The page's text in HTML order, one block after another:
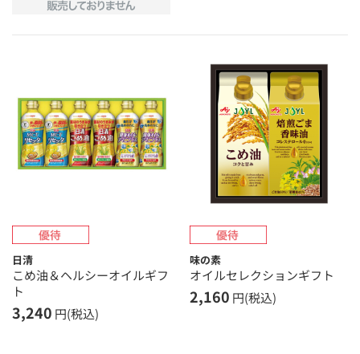
日清
こめ油＆ヘルシーオイルギフ
ト
3,240 円(税込)
味の素
オイルセレクションギフト
2,160 円(税込)